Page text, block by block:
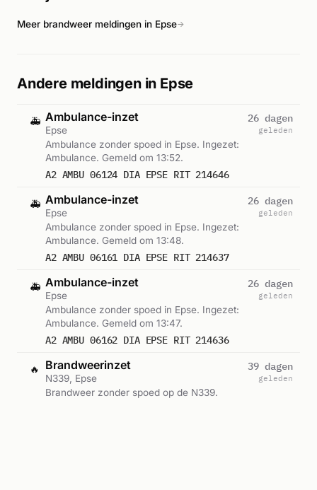
incident duurde ongeveer een uur en zorgde voor grote
Meer brandweer meldingen in Epse→
Andere meldingen in Epse
🚑 Ambulance-inzet
Epse
Ambulance zonder spoed in Epse. Ingezet:
Ambulance. Gemeld om 13:52.
A2 AMBU 06124 DIA EPSE RIT 214646
26 dagen
geleden
🚑 Ambulance-inzet
Epse
Ambulance zonder spoed in Epse. Ingezet:
Ambulance. Gemeld om 13:48.
A2 AMBU 06161 DIA EPSE RIT 214637
26 dagen
geleden
🚑 Ambulance-inzet
Epse
Ambulance zonder spoed in Epse. Ingezet:
Ambulance. Gemeld om 13:47.
A2 AMBU 06162 DIA EPSE RIT 214636
26 dagen
geleden
🔥 Brandweerinzet
N339, Epse
Brandweer zonder spoed op de N339.
39 dagen
geleden